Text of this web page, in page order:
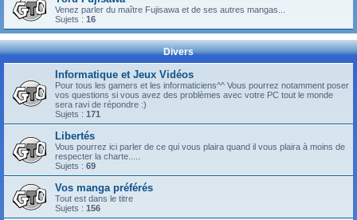
Venez parler du maître Fujisawa et de ses autres mangas...
Sujets : 16
Divers
Informatique et Jeux Vidéos
Pour tous les gamers et les informaticiens^^ Vous pourrez notamment poser
vos questions si vous avez des problèmes avec votre PC tout le monde
sera ravi de répondre :)
Sujets : 171
Libertés
Vous pourrez ici parler de ce qui vous plaira quand il vous plaira à moins de
respecter la charte.....
Sujets : 69
Vos manga préférés
Tout est dans le titre
Sujets : 156